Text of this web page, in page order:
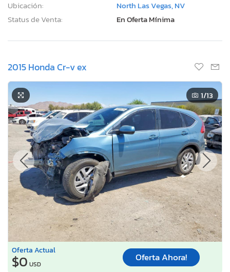
Ubicación:
North Las Vegas, NV
Status de Venta:
En Oferta Mínima
2015 Honda Cr-v ex
1/13
Oferta Actual
$0 USD
Oferta Ahora!